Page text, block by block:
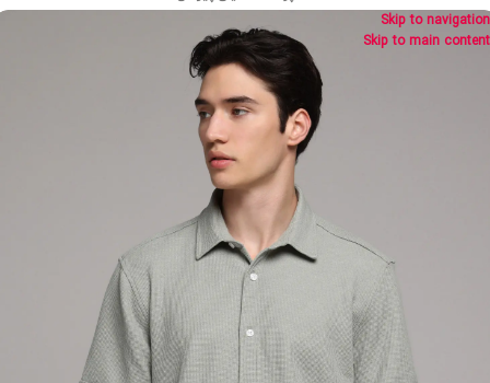
Skip to navigation
Skip to main content